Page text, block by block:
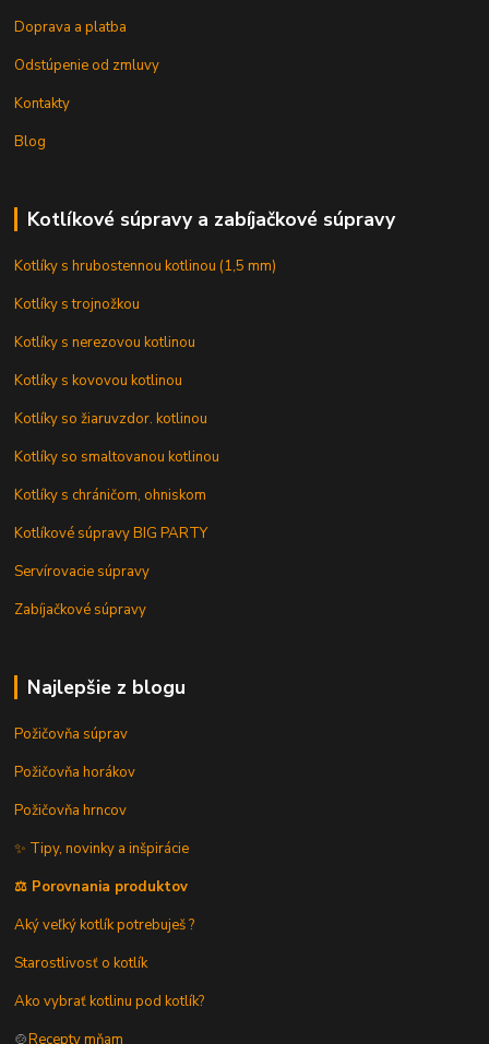
Doprava a platba
Odstúpenie od zmluvy
Kontakty
Blog
Kotlíkové súpravy a zabíjačkové súpravy
Kotlíky s hrubostennou kotlinou (1,5 mm)
Kotlíky s trojnožkou
Kotlíky s nerezovou kotlinou
Kotlíky s kovovou kotlinou
Kotlíky so žiaruvzdor. kotlinou
Kotlíky so smaltovanou kotlinou
Kotlíky s chráničom, ohniskom
Kotlíkové súpravy BIG PARTY
Servírovacie súpravy
Zabíjačkové súpravy
Najlepšie z blogu
Požičovňa súprav
Požičovňa horákov
Požičovňa hrncov
✨ Tipy, novinky a inšpirácie
⚖️ Porovnania produktov
Aký veľký kotlík potrebuješ ?
Starostlivosť o kotlík
Ako vybrať kotlinu pod kotlík?
🍲Recepty mňam